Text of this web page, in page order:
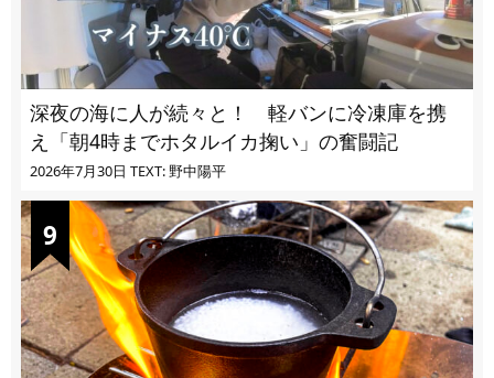
深夜の海に人が続々と！ 軽バンに冷凍庫を携
え「朝4時までホタルイカ掬い」の奮闘記
2026年7月30日 TEXT: 野中陽平